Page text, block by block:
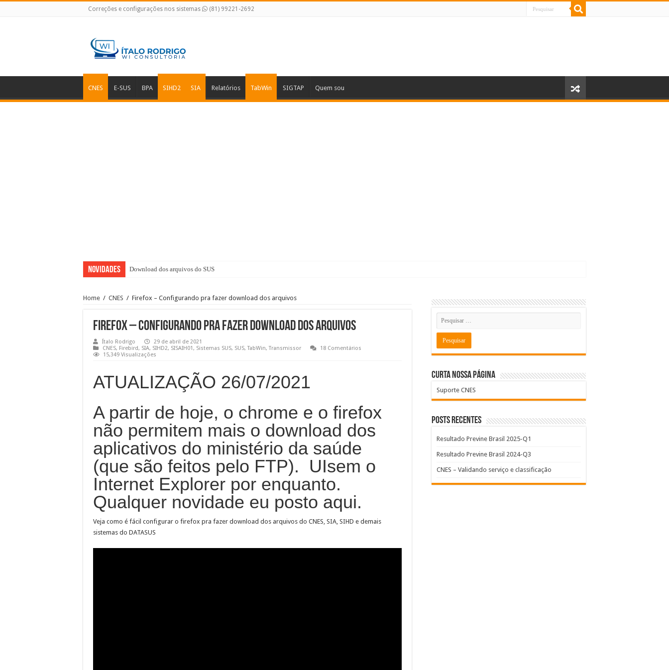
Correções e configurações nos sistemas (81) 99221-2692
CNES E-SUS BPA SIHD2 SIA Relatórios TabWin SIGTAP Quem sou
Novidades Download dos arquivos do SUS
Home / CNES / Firefox – Configurando pra fazer download dos arquivos
Firefox – Configurando pra fazer download dos arquivos
Ítalo Rodrigo
29 de abril de 2021
CNES, Firebird, SIA, SIHD2, SISAIH01, Sistemas SUS, SUS,TabWin,Transmissor
18 Comentários
15,349 Visualizações
ATUALIZAÇÃO 26/07/2021
A partir de hoje, o chrome e o firefox
não permitem mais o download dos
aplicativos do ministério da saúde
(que são feitos pelo FTP). UIsem o
Internet Explorer por enquanto.
Qualquer novidade eu posto aqui.
Veja como é fácil configurar o firefox pra fazer download dos arquivos do CNES, SIA, SIHD e demais
sistemas do DATASUS
Curta nossa página
Suporte CNES
Posts recentes
Resultado Previne Brasil 2025-Q1
Resultado Previne Brasil 2024-Q3
CNES – Validando serviço e classificação